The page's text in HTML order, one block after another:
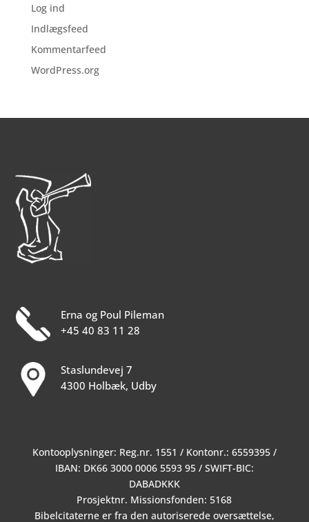
Log ind
Indlægsfeed
Kommentarfeed
WordPress.org
Erna og Poul Pileman
+45 40 83 11 28
Staslundevej 7
4300 Holbæk, Udby
Kontooplysninger: Reg.nr. 1551 / Kontonr.: 6559395 /
IBAN: DK66 3000 0006 5593 95 / SWIFT-BIC:
DABADKKK
Prosjektnr. Missionsfonden: 5168
Bibelcitaterne er fra den autoriserede oversættelse,